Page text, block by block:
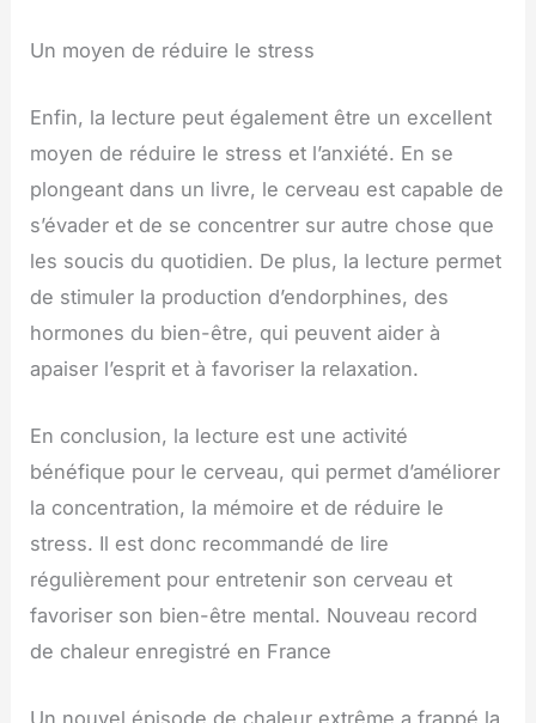
Un moyen de réduire le stress
Enfin, la lecture peut également être un excellent
moyen de réduire le stress et l’anxiété. En se
plongeant dans un livre, le cerveau est capable de
s’évader et de se concentrer sur autre chose que
les soucis du quotidien. De plus, la lecture permet
de stimuler la production d’endorphines, des
hormones du bien-être, qui peuvent aider à
apaiser l’esprit et à favoriser la relaxation.
En conclusion, la lecture est une activité
bénéfique pour le cerveau, qui permet d’améliorer
la concentration, la mémoire et de réduire le
stress. Il est donc recommandé de lire
régulièrement pour entretenir son cerveau et
favoriser son bien-être mental. Nouveau record
de chaleur enregistré en France